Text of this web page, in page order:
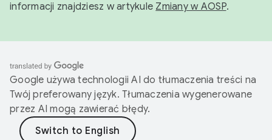
informacji znajdziesz w artykule Zmiany w AOSP.
Google używa technologii AI do tłumaczenia treści na
Twój preferowany język. Tłumaczenia wygenerowane
przez AI mogą zawierać błędy.